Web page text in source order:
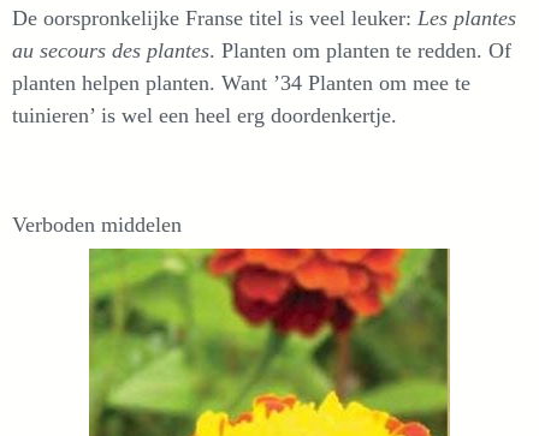
De oorspronkelijke Franse titel is veel leuker: Les plantes
au secours des plantes. Planten om planten te redden. Of
planten helpen planten. Want ’34 Planten om mee te
tuinieren’ is wel een heel erg doordenkertje.
Verboden middelen